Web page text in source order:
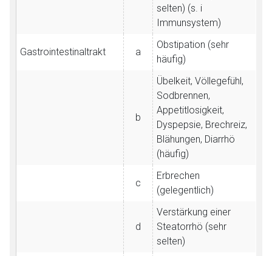
selten) (s. i
Immunsystem)
Gastrointestinaltrakt a
Obstipation (sehr
häufig)
b
Übelkeit, Völlegefühl,
Sodbrennen,
Appetitlosigkeit,
Dyspepsie, Brechreiz,
Blähungen, Diarrhö
(häufig)
c
Erbrechen
(gelegentlich)
d
Verstärkung einer
Steatorrhö (sehr
selten)